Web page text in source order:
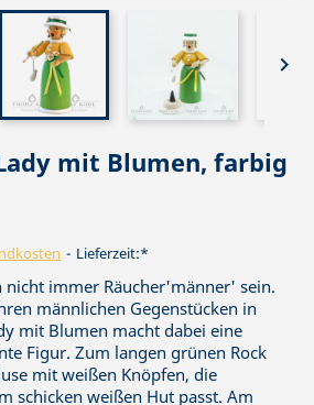

mit Blumen, farbig
Lieferzeit:*
nicht immer Räucher'männer' sein.
männlichen Gegenstücken in
mit Blumen macht dabei eine
Figur. Zum langen grünen Rock
mit weißen Knöpfen, die
schicken weißen Hut passt. Am